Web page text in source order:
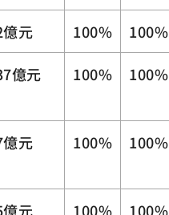
元 100% 100%
億元 100% 100%
元 100% 100%
元 100% 100%